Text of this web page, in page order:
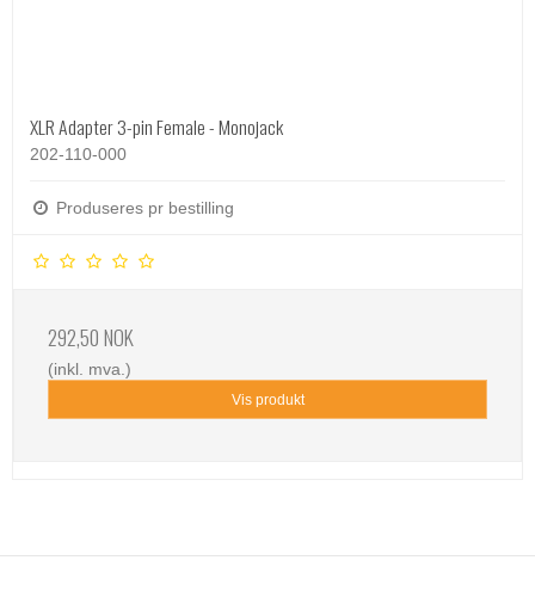
XLR Adapter 3-pin Female - Monojack
202-110-000
Produseres pr bestilling
292,50 NOK
(inkl. mva.)
Vis produkt